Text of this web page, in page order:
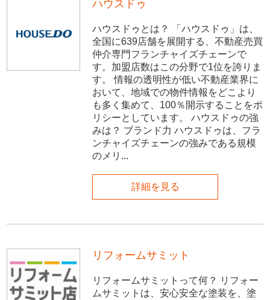
ハウスドゥ
ハウスドゥとは？ 「ハウスドゥ」は、
全国に639店舗を展開する、不動産売買
仲介専門フランチャイズチェーンで
す。加盟店数はこの分野で1位を誇りま
す。 情報の透明性が低い不動産業界に
おいて、地域での物件情報をどこより
も多く集めて、100％開示することをポ
リシーとしています。 ハウスドゥの強
みは？ ブランド力 ハウスドゥは、フラ
ンチャイズチェーンの強みである規模
のメリ...
詳細を見る
リフォームサミット
リフォームサミットって何？ リフォー
ムサミットは、安心安全な塗装を、塗